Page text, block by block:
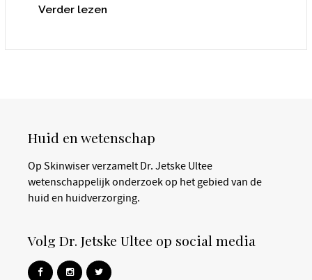
Verder lezen
Huid en wetenschap
Op Skinwiser verzamelt Dr. Jetske Ultee
wetenschappelijk onderzoek op het gebied van de
huid en huidverzorging.
Volg Dr. Jetske Ultee op social media